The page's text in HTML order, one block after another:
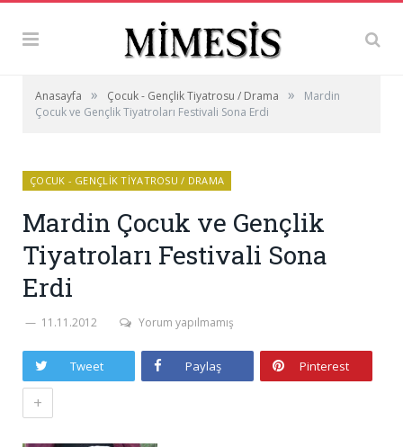
Anasayfa » Çocuk - Gençlik Tiyatrosu / Drama »
Mardin
Çocuk ve Gençlik Tiyatroları Festivali Sona Erdi
ÇOCUK - GENÇLIK TIYATROSU / DRAMA
Mardin Çocuk ve Gençlik
Tiyatroları Festivali Sona
Erdi
11.11.2012 Yorum yapılmamış
Tweet Paylaş Pinterest
+